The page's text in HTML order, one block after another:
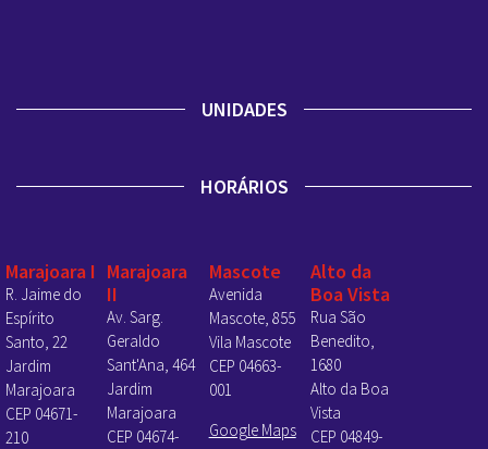
UNIDADES
HORÁRIOS
Marajoara I
R. Jaime do
Espírito
Santo, 22
Jardim
Marajoara
CEP 04671-
210
Marajoara
II
Av. Sarg.
Geraldo
Sant'Ana, 464
Jardim
Marajoara
CEP 04674-
Mascote
Avenida
Mascote, 855
Vila Mascote
CEP 04663-
001
Google Maps
Alto da
Boa Vista
Rua São
Benedito,
1680
Alto da Boa
Vista
CEP 04849-